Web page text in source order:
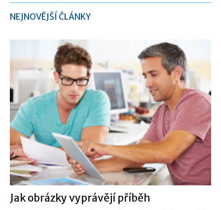
NEJNOVĚJŠÍ ČLÁNKY
Jak obrázky vyprávějí příběh